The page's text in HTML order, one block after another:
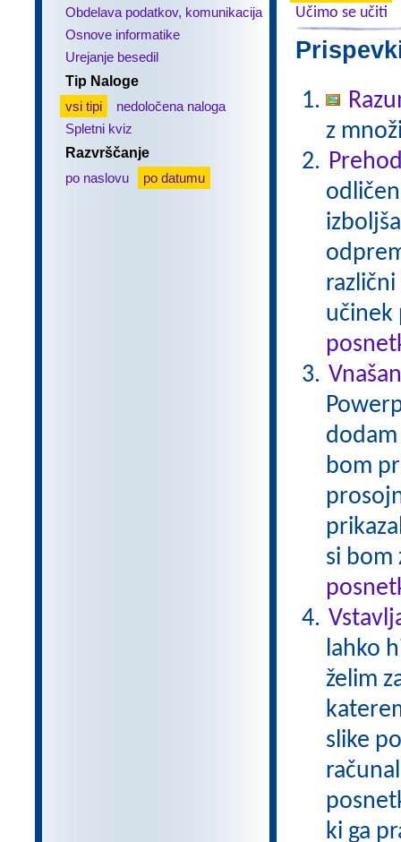
Obdelava podatkov, komunikacija
Osnove informatike
Urejanje besedil
Tip Naloge
vsi tipi
nedoločena naloga
Spletni kviz
Razvrščanje
po naslovu
po datumu
Učimo se učiti
z
učinek
bom
si bom
lahko
želim
slike
ki ga